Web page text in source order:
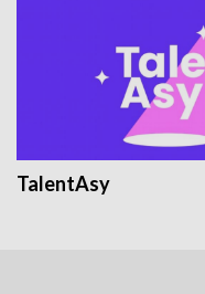
TalentAsy